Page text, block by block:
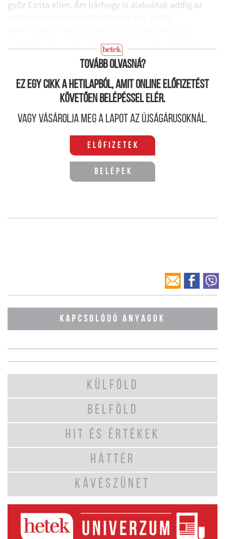
győz Costa ellen. Ám bárhogy is alakulnak addig az
Tovább olvasná?
Ez egy cikk a hetilapból, amit online előfizetést
követően belépéssel elér.
Vagy vásárolja meg a lapot az újságárusoknál.
Előfizetek
Belépek
KAPCSOLÓDÓ ANYAGOK
KÜLFÖLD
BELFÖLD
HIT ÉS ÉRTÉKEK
HÁTTÉR
KÁVÉSZÜNET